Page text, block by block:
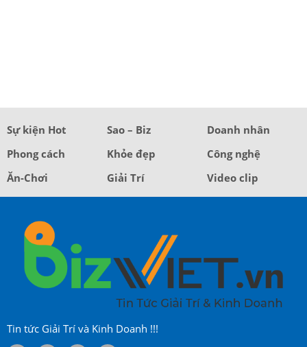
Sự kiện Hot Sao – Biz
Doanh nhân
Phong cách
Khỏe đẹp
Công nghệ
Ăn-Chơi
Giải Trí Video clip
Tin tức Giải Trí và Kinh Doanh !!!